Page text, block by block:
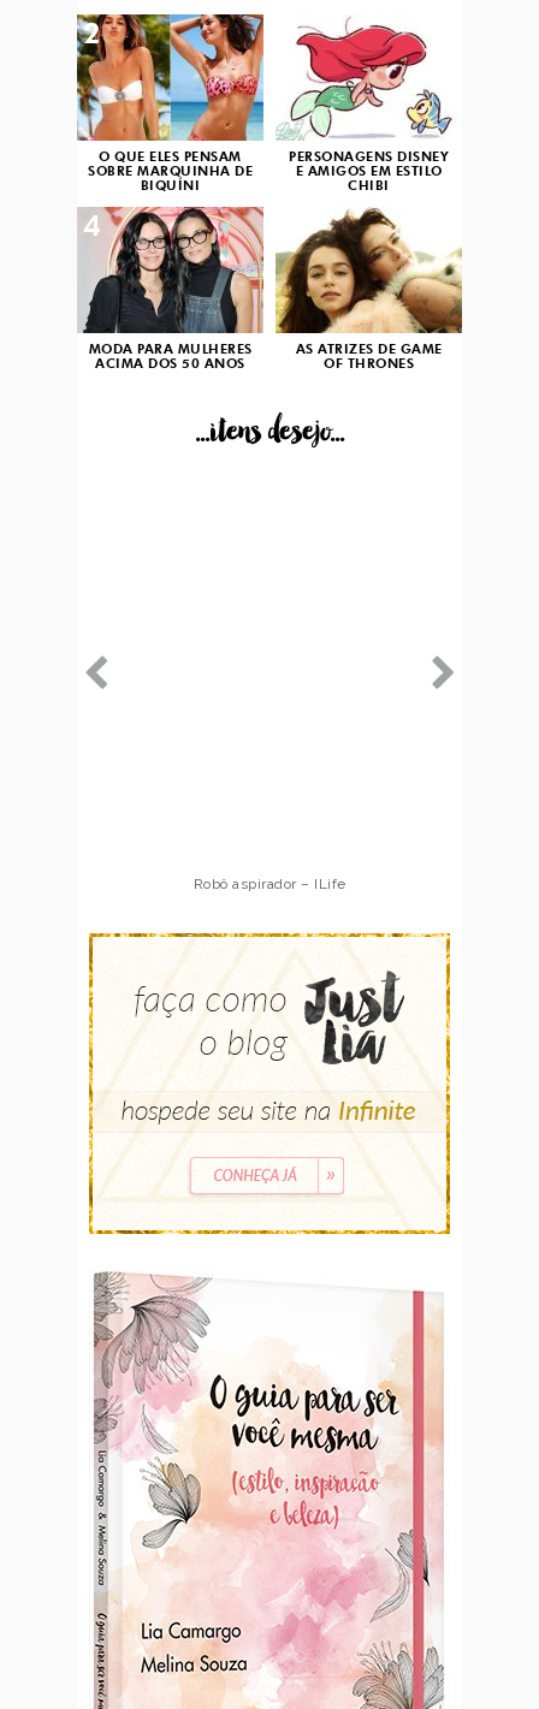
O QUE ELES PENSAM
SOBRE MARQUINHA DE
BIQUÍNI
2
PERSONAGENS DISNEY
E AMIGOS EM ESTILO
CHIBI
3
MODA PARA MULHERES
ACIMA DOS 50 ANOS
4
AS ATRIZES DE GAME
OF THRONES
...itens desejo...
Robô aspirador – ILife